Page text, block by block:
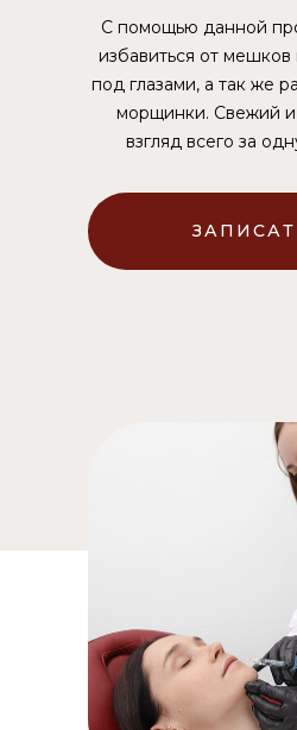
С помощью данной
избавиться от мешков
под глазами, а так же
морщинки. Свежий
взгляд всего за